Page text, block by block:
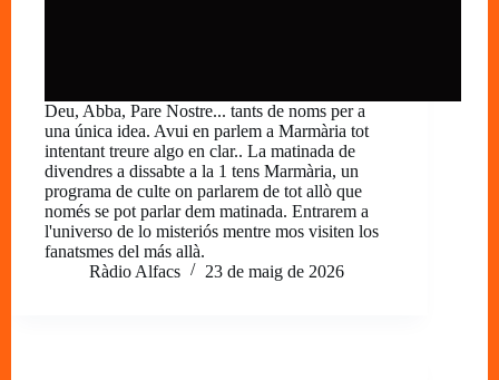
Deu, Abba, Pare Nostre... tants de noms per a
una única idea. Avui en parlem a Marmària tot
intentant treure algo en clar.. La matinada de
divendres a dissabte a la 1 tens Marmària, un
programa de culte on parlarem de tot allò que
només se pot parlar dem matinada. Entrarem a
l'universo de lo misteriós mentre mos visiten los
fanatsmes del más allà.
Ràdio Alfacs
23 de maig de 2026